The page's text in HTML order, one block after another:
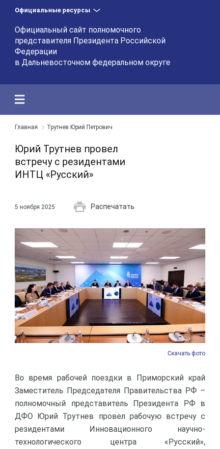
Официальные ресурсы
Официальный сайт полномочного
представителя Президента Российской
Федерации
в Дальневосточном федеральном округе
Главная Трутнев Юрий Петрович
Юрий Трутнев провел
встречу с резидентами
ИНТЦ «Русский»
5 ноября 2025 Распечатать
Скачать фото
Во время рабочей поездки в Приморский край
Заместитель Председателя Правительства РФ –
полномочный представитель Президента РФ в
ДФО Юрий Трутнев провел рабочую встречу с
резидентами Инновационного научно-
технологического центра «Русский»,